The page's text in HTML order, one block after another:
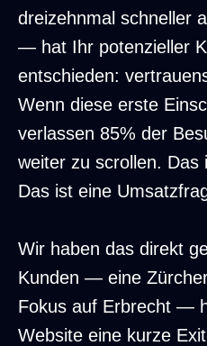
dreizehnmal schneller
— hat Ihr potenzieller
entschieden:
Wenn diese erste
verlassen 85% der
weiter zu scrollen. Das
Das ist eine
Wir haben das direkt
Kunden — eine
Fokus auf Erbrecht —
Website eine kurze